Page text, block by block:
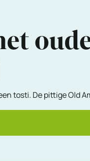
tosti. De pittige Old